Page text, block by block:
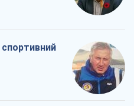
спортивний